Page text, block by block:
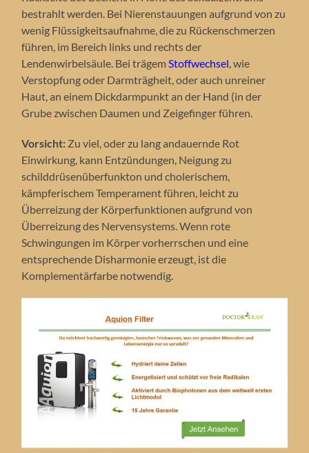
bestrahlt werden. Bei Nierenstauungen aufgrund von zu
wenig Flüssigkeitsaufnahme, die zu Rückenschmerzen
führen, im Bereich links und rechts der
Lendenwirbelsäule. Bei trägem Stoffwechsel , wie
Verstopfung oder Darmträgheit, oder auch unreiner
Haut, an einem Dickdarmpunkt an der Hand (in der
Grube zwischen Daumen und Zeigefinger führen.
Vorsicht: Zu viel, oder zu lang andauernde Rot
Einwirkung, kann Entzündungen, Neigung zu
schilddrüsenüberfunkton und cholerischem,
kämpferischem Temperament führen, leicht zu
Überreizung der Körperfunktionen aufgrund von
Überreizung des Nervensystems. Wenn rote
Schwingungen im Körper vorherrschen und eine
entsprechende Disharmonie erzeugt, ist die
Komplementärfarbe notwendig.